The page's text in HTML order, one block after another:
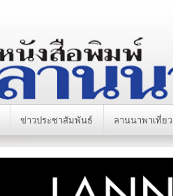
ข่าวประชาสัมพันธ์ ลานนาพาเที่ยว